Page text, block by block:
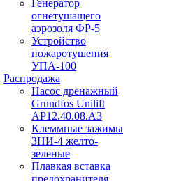
Генератор
огнетушащего
аэрозоля ФР-5
Устройство
пожаротушения
УПА-100
Распродажа
Насос дренажный
Grundfos Unilift
АP12.40.08.A3
Клеммные зажимы
ЗНИ-4 желто-
зеленые
Плавкая вставка
предохранителя